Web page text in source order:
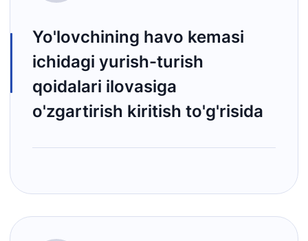
Yo'lovchining havo kemasi
ichidagi yurish-turish
qoidalari ilovasiga
o'zgartirish kiritish to'g'risida